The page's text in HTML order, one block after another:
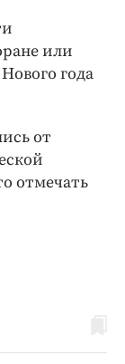
или
года
от
отмечать